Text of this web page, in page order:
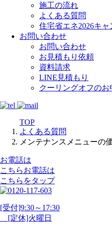
施工の流れ
よくある質問
住宅省エネ2026キャ
お問い合わせ
お問い合わせ
お見積もり依頼
資料請求
LINE見積もり
クーリングオフのお
TOP
よくある質問
メンテナンスメニューの
お電話は
こちらお電話は
こちらをタップ
[受付]9:30～17:30
[定休]火曜日